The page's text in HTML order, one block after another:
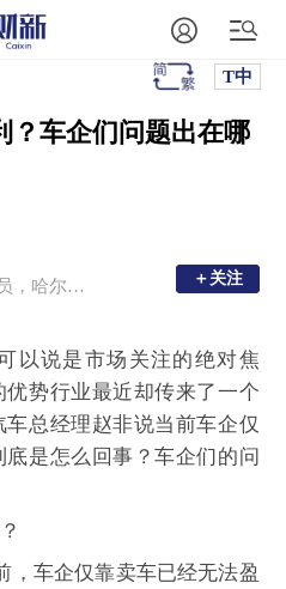
T中
？车企们问题出在哪
盘古智库高级研究员，哈尔滨商业大学金融学硕士生导师 ＋关注
＋关注
以说是市场关注的绝对焦
势行业最近却传来了一个
总经理赵非说当前车企仅
是怎么回事？车企们的问
，车企仅靠卖车已经无法盈